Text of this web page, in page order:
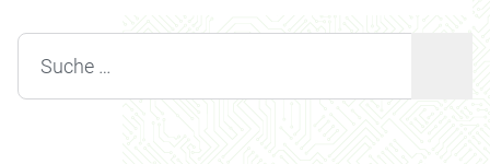
Search for: